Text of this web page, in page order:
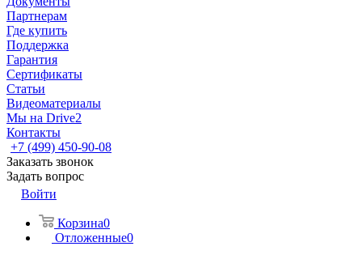
Партнерам
Где купить
Поддержка
Гарантия
Сертификаты
Статьи
Видеоматериалы
Мы на Drive2
Контакты
+7 (499) 450-90-08
Заказать звонок
Задать вопрос
Войти
Корзина0
Отложенные0